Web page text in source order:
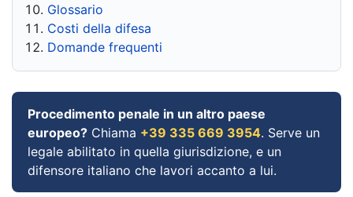
Glossario
Costi della difesa
Domande frequenti
Procedimento penale in un altro paese
europeo? Chiama +39 335 669 3954. Serve un
legale abilitato in quella giurisdizione, e un
difensore italiano che lavori accanto a lui.